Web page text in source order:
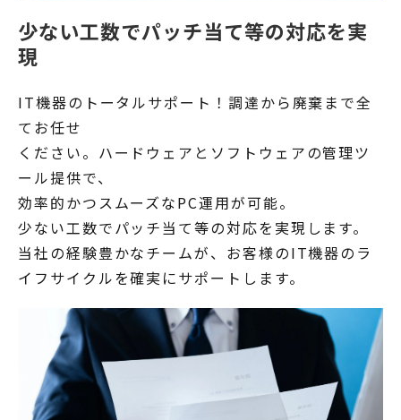
少ない工数でパッチ当て等の対応を実
現
IT機器のトータルサポート！調達から廃棄まで全
てお任せ
ください。ハードウェアとソフトウェアの管理ツ
ール提供で、
効率的かつスムーズなPC運用が可能。
少ない工数でパッチ当て等の対応を実現します。
当社の経験豊かなチームが、お客様のIT機器のラ
イフサイクルを確実にサポートします。